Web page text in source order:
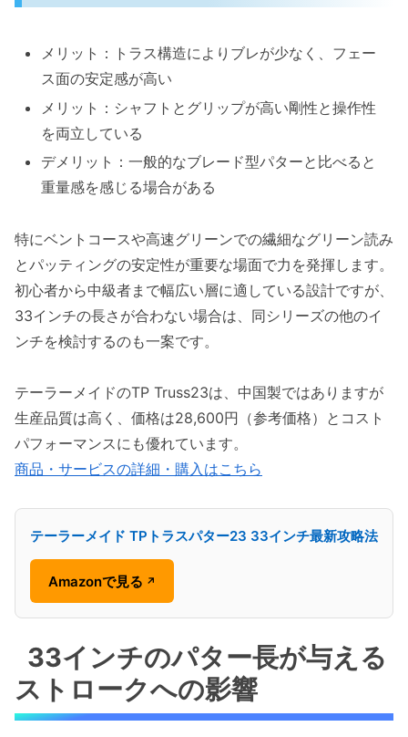
メリット：トラス構造によりブレが少なく、フェー
ス面の安定感が高い
メリット：シャフトとグリップが高い剛性と操作性
を両立している
デメリット：一般的なブレード型パターと比べると
重量感を感じる場合がある
特にベントコースや高速グリーンでの繊細なグリーン読み
とパッティングの安定性が重要な場面で力を発揮します。
初心者から中級者まで幅広い層に適している設計ですが、
33インチの長さが合わない場合は、同シリーズの他のイ
ンチを検討するのも一案です。
テーラーメイドのTP Truss23は、中国製ではありますが
生産品質は高く、価格は28,600円（参考価格）とコスト
パフォーマンスにも優れています。
商品・サービスの詳細・購入はこちら
テーラーメイド TPトラスパター23 33インチ最新攻略法
Amazonで見る ↗
33インチのパター長が与える
ストロークへの影響